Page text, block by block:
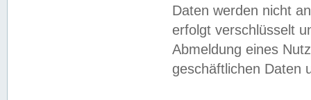
Daten werden nicht
erfolgt verschlüsselt
Abmeldung eines
geschäftlichen Daten